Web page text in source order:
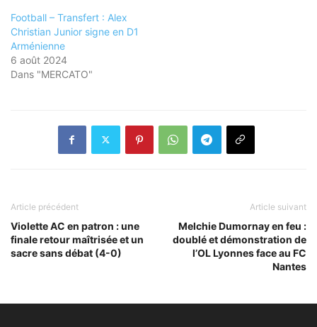
Football – Transfert : Alex
Christian Junior signe en D1
Arménienne
6 août 2024
Dans "MERCATO"
Article précédent
Violette AC en patron : une
finale retour maîtrisée et un
sacre sans débat (4-0)
Article suivant
Melchie Dumornay en feu :
doublé et démonstration de
l’OL Lyonnes face au FC
Nantes